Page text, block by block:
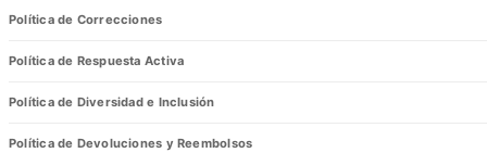
Política de Correcciones
Política de Respuesta Activa
Política de Diversidad e Inclusión
Política de Devoluciones y Reembolsos